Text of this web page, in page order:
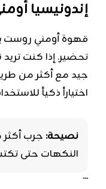
إندونيسيا أومني
قهوة أومني روست
تحضير. إذا كنت تريد
جيد مع أكثر من
اختياراً ذكياً للاستخدام
نصيحة:جرب أكثر من
النكهات حتى تكتشف